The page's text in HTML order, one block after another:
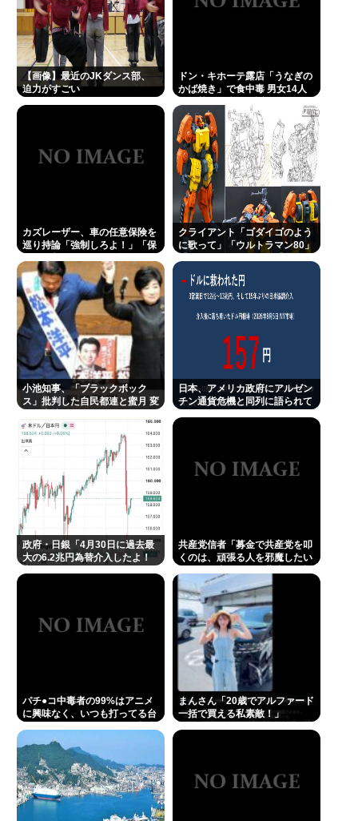
つある
「人手不足」ではなく「低賃金不足」だった 社員に
見限られて次々と倒産する企業が過去最多 給与アッ
プが大嘘の現実
【サッカー】キリンカップ参加国決定！ 日本代表は
10/1 エクアドル（TBS）10/5 パナマかニュージーラ
ンド（テレ朝）と対戦
このグランドセイコー買うか迷う
エアコン業者「エアコンスプレー使う人はどこまで
洗浄したいの？室内に風を送り込んでるファンは汚
いままですよ」331.5万バズ
ドン・キホーテ露店「うなぎのかば焼き」で食中毒
男女14人が発熱や腹痛など訴え…サルモネラ属の菌
検出
カズレーザー、車の任意保険を巡り持論「強制しろ
よ！」「保険にも入れないヤツは運転すんなよ」
ジャンポケ斉藤さん、たった一度のフェラチオで全
てを失ってしまう
Powered by livedoor 相互RSS
【画像】最近のJKダンス部、
迫力がすごい
ドン・キホーテ露店「うなぎの
かば焼き」で食中毒 男女14人
ネラ属の菌検出
カズレーザー、車の任意保険を
巡り持論「強制しろよ！」「保
なよ」
クライアント「ゴダイゴのよう
に歌って」「ウルトラマン80」
小池知事、「ブラックボック
ス」批判した自民都連と蜜月 変
日本、アメリカ政府にアルゼン
チン通貨危機と同列に語られて
政府・日銀「4月30日に過去最
大の6.2兆円為替介入したよ！
共産党信者「募金で共産党を叩
くのは、頑張る人を邪魔したい
のせい」
パチ●コ中毒者の99%はアニメ
に興味なく、いつも打ってる台
な真実
まんさん「20歳でアルファード
一括で買える私素敵！」